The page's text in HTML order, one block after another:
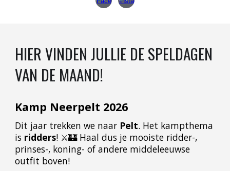
HIER VINDEN JULLIE DE SPELDAGEN
VAN DE MAAND!
Kamp Neerpelt 2026
Dit jaar trekken we naar Pelt. Het kampthema
is ridders! ⚔️🏰 Haal dus je mooiste ridder-,
prinses-, koning- of andere middeleeuwse
outfit boven!